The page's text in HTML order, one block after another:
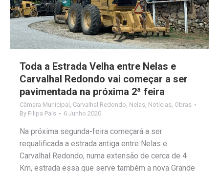
Toda a Estrada Velha entre Nelas e
Carvalhal Redondo vai começar a ser
pavimentada na próxima 2ª feira
Câmara Municipal , Carvalhal Redondo, Nelas, Notícias, Obras
By Filipa Pais 6 Junho 2020
Na próxima segunda-feira começará a ser
requalificada a estrada antiga entre Nelas e
Carvalhal Redondo, numa extensão de cerca de 4
Km, estrada essa que serve também a nova Grande